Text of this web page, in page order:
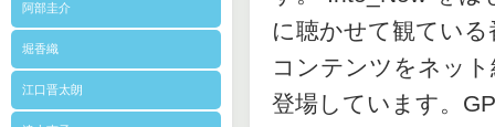
阿部圭介
堀香織
江口晋太朗
に聴かせて観てい
コンテンツをネッ
登場しています。